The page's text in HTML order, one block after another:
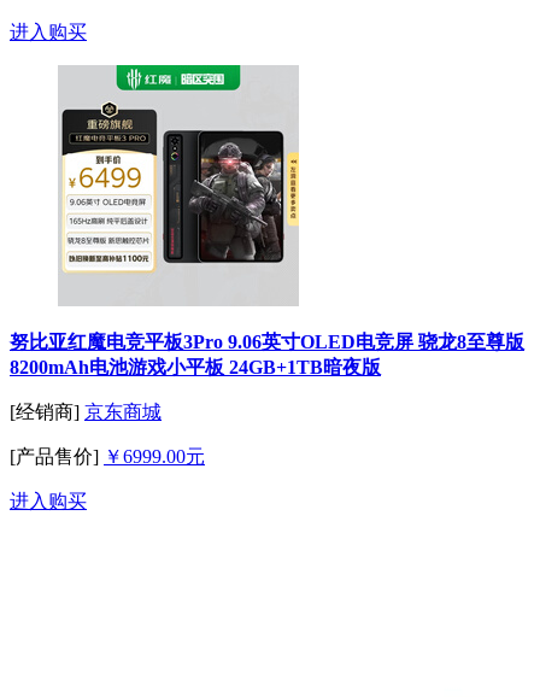
进入购买
努比亚红魔电竞平板3Pro 9.06英寸OLED电竞屏 骁龙8至尊版
8200mAh电池游戏小平板 24GB+1TB暗夜版
[经销商] 京东商城
[产品售价] ￥6999.00元
进入购买